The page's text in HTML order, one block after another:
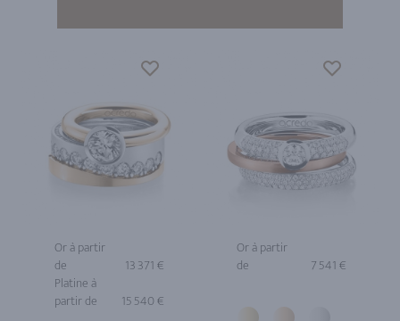
Or à partir
de
13 371 €
Platine à
partir de
15 540 €
Or à partir
de
7 541 €